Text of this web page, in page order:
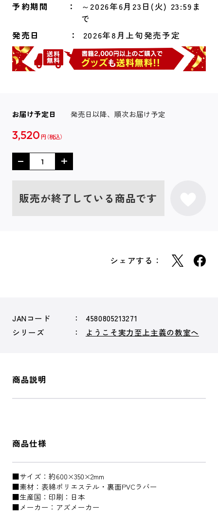
予約期間
～2026年6月23日(火) 23:59ま
で
発売日
2026年8月上旬発売予定
お届け予定日 発売日以降、順次お届け予定
3,520 円
販売が終了している商品です
シェアする：
JANコード
4580805213271
シリーズ
ようこそ実力至上主義の教室へ
商品説明
商品仕様
■サイズ：約600×350×2mm
■素材：表綿ポリエステル・裏面PVCラバー
■生産国：印刷：日本
■メーカー：アズメーカー